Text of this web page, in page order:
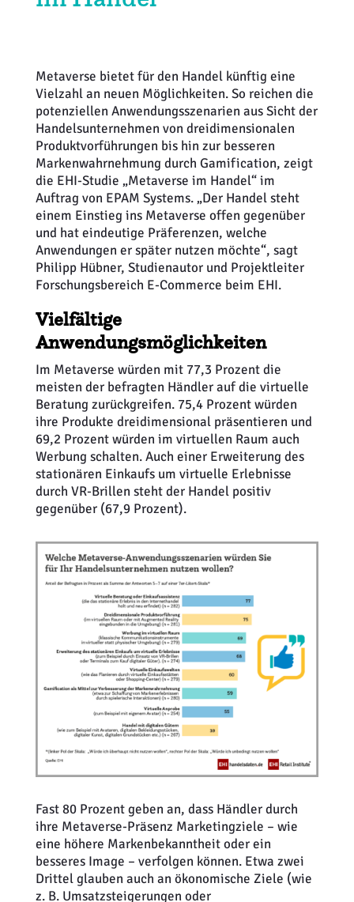
Metaverse bietet für den Handel künftig eine
Vielzahl an neuen Möglichkeiten. So reichen die
potenziellen Anwendungsszenarien aus Sicht der
Handelsunternehmen von dreidimensionalen
Produktvorführungen bis hin zur besseren
Markenwahrnehmung durch Gamification, zeigt
die EHI-Studie „Metaverse im Handel“ im
Auftrag von EPAM Systems. „Der Handel steht
einem Einstieg ins Metaverse offen gegenüber
und hat eindeutige Präferenzen, welche
Anwendungen er später nutzen möchte“, sagt
Philipp Hübner, Studienautor und Projektleiter
Forschungsbereich E-Commerce beim EHI.
Vielfältige
Anwendungsmöglichkeiten
Im Metaverse würden mit 77,3 Prozent die
meisten der befragten Händler auf die virtuelle
Beratung zurückgreifen. 75,4 Prozent würden
ihre Produkte dreidimensional präsentieren und
69,2 Prozent würden im virtuellen Raum auch
Werbung schalten. Auch einer Erweiterung des
stationären Einkaufs um virtuelle Erlebnisse
durch VR-Brillen steht der Handel positiv
gegenüber (67,9 Prozent).
Fast 80 Prozent geben an, dass Händler durch
ihre Metaverse-Präsenz Marketingziele – wie
eine höhere Markenbekanntheit oder ein
besseres Image – verfolgen können. Etwa zwei
Drittel glauben auch an ökonomische Ziele (wie
z. B. Umsatzsteigerungen oder
Klima + Energie
Ladenplanung + Einrichtung
Logistik + Verpackung
Marketing
Payment
Public Relations